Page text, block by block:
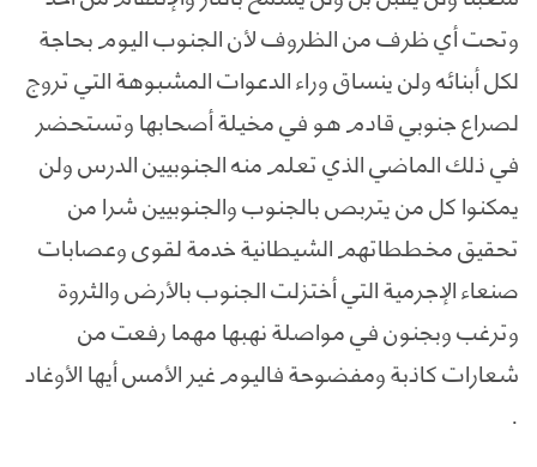
وتحت أي ظرف من الظروف لأن الجنوب اليوم بحاجة
لكل أبنائه ولن ينساق وراء الدعوات المشبوهة التي تروج
لصراع جنوبي قادم هو في مخيلة أصحابها وتستحضر
في ذلك الماضي الذي تعلم منه الجنوبيين الدرس ولن
يمكنوا كل من يتربص بالجنوب والجنوبيين شرا من
تحقيق مخططاتهم الشيطانية خدمة لقوى وعصابات
صنعاء الإجرمية التي أختزلت الجنوب بالأرض والثروة
وترغب وبجنون في مواصلة نهبها مهما رفعت من
شعارات كاذبة ومفضوحة فاليوم غير الأمس أيها الأوغاد
.